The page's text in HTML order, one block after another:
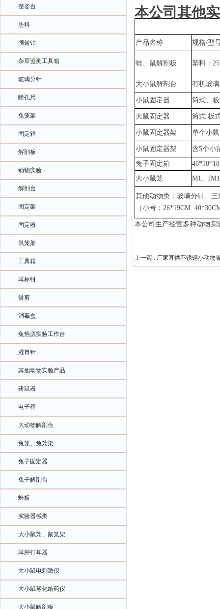
整姿台
垫料
颅骨钻
杂草监测工具箱
玻璃分针
瞳孔尺
兔笼架
固定箱
解剖板
动物实验
解剖台
固定架
固定器
鼠笼架
工具箱
耳标钳
骨剪
消毒盒
兔热源实验工作台
灌胃针
其他动物实验产品
斩鼠器
电子秤
大动物解剖台
兔笼、兔笼架
兔子固定器
兔子解剖台
蛙板
实验器械类
大小鼠笼、鼠笼架
耳肿打耳器
大小鼠电刺激仪
大小鼠雾化给药仪
大小鼠解剖板
本公司其他
产品名称 规格/型
蛙、鼠解剖板 塑料：
大小鼠解剖台 有机玻
小鼠固定器 筒式、
大鼠固定器 筒式 板
小鼠固定器架 单个小
小鼠固定器架 含5个小
兔子固定箱
大小鼠笼
M1、
其他动物类：玻璃分针、
（小号： 26*19CM
本公司生产经营多种动物
上一篇 : 厂家直供不锈钢小动物